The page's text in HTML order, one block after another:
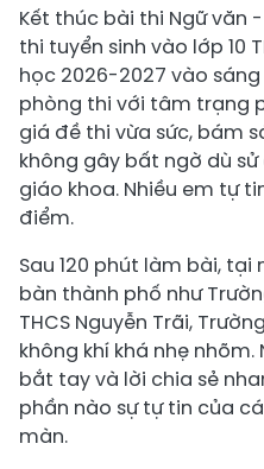
Kết thúc bài thi Ngữ văn
thi tuyển sinh vào lớp 10
học 2026-2027 vào
phòng thi với tâm trạng
giá đề thi vừa sức, bám
không gây bất ngờ dù
giáo khoa. Nhiều em tự
điểm.
Sau 120 phút làm bài,
bàn thành phố như
THCS Nguyễn Trãi,
không khí khá nhẹ
bắt tay và lời chia sẻ
phần nào sự tự tin của
màn.